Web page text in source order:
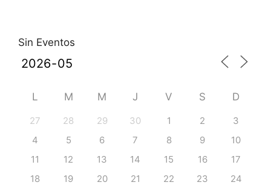
Sin Eventos
L M M J V S D
27 28 29 30 1 2
3
4
5 6 7 8 9
10
11
12 13 14 15 16
17
18
19 20 21 22 23
24